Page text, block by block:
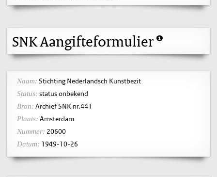
SNK Aangifteformulier
Naam: Stichting Nederlandsch Kunstbezit
Status: status onbekend
Bron: Archief SNK nr.441
Plaats: Amsterdam
Nummer: 20600
Datum: 1949-10-26